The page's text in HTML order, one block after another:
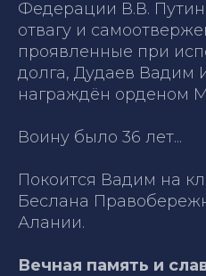
Федерации В.В.
отвагу и
проявленные при
долга, Дудаев Вадим
награждён орденом
Воину было 36 лет...
Покоится Вадим на
Беслана
Алании.
Вечная память и